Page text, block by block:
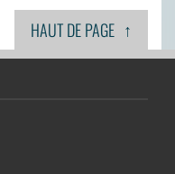
HAUT DE PAGE ↑